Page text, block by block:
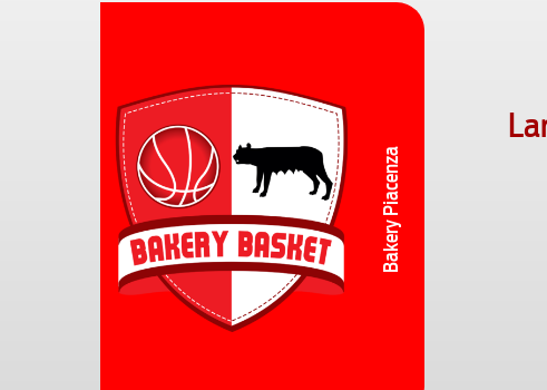
Bakery Piacenza